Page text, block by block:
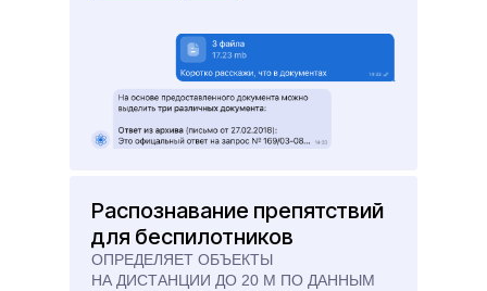
Распознавание препятствий
для беспилотников
ОПРЕДЕЛЯЕТ ОБЪЕКТЫ
НА ДИСТАНЦИИ ДО 20 М ПО ДАННЫМ